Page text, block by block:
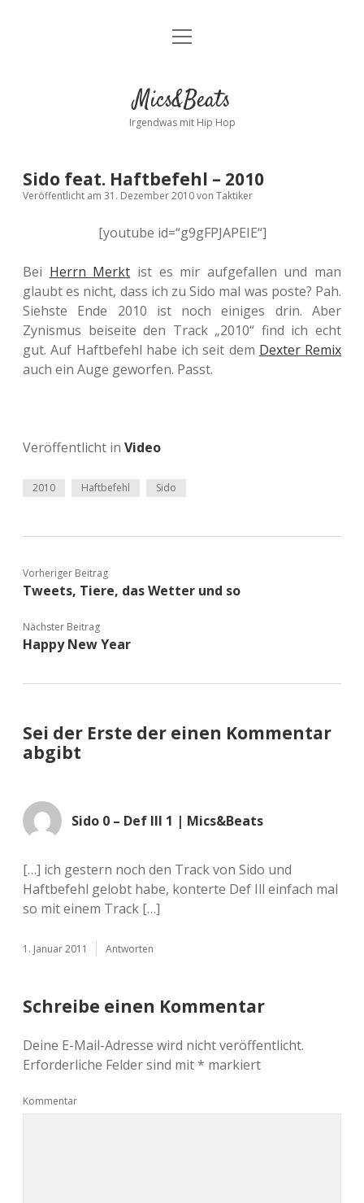
Kontakt
facebookinstagram
bandcamp
spotify
Menü
Mics&Beats
Irgendwas mit Hip Hop
Sido feat. Haftbefehl – 2010
Veröffentlicht am 31. Dezember 2010von Taktiker
[youtube id=“g9gFPJAPEIE“]
Bei Herrn Merkt ist es mir aufgefallen und man
glaubt es nicht, dass ich zu Sido mal was poste? Pah.
Siehste Ende 2010 ist noch einiges drin. Aber
Zynismus beiseite den Track „2010“ find ich echt
gut. Auf Haftbefehl habe ich seit dem Dexter Remix
auch ein Auge geworfen. Passt.
Veröffentlicht in Video
2010 Haftbefehl Sido
Vorheriger Beitrag
Tweets, Tiere, das Wetter und so
Nächster Beitrag
Happy New Year
Sei der Erste der einen Kommentar
abgibt
Sido 0 – Def Ill 1 | Mics&Beats
[…] ich gestern noch den Track von Sido und
Haftbefehl gelobt habe, konterte Def Ill einfach mal
so mit einem Track […]
1. Januar 2011 Antworten
Schreibe einen Kommentar
Deine E-Mail-Adresse wird nicht veröffentlicht.
Erforderliche Felder sind mit* markiert
Kommentar